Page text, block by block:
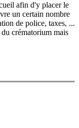
afin d'y placer le
un certain nombre
de police, taxes, ...
crématorium mais